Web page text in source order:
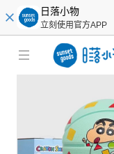
日落小物
立刻使用官方APP